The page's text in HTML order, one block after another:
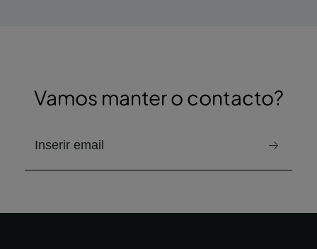
Vamos manter o contacto?
e-mail para receber a newsletter